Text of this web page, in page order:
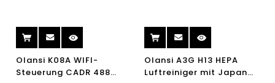
Olansi K08A WIFI-
Steuerung CADR 488
Olansi A3G H13 HEPA
Luftreiniger mit Japan